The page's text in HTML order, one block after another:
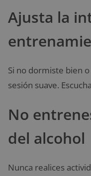
Ajusta la
Si no dormiste bien
sesión suave.
No
del alcohol
Nunca realices